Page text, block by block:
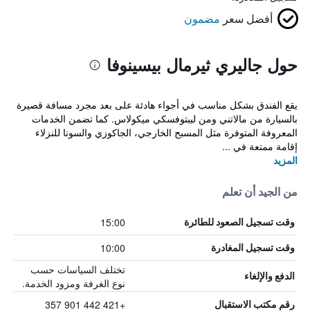
أفضل سعر مضمون
حول جاليري ثيرمال بيسينوفا
يقع الفندق بشكل مناسب في أجواء هادئة على بعد مجرد مسافة قصيرة
بالسيارة من مالاتني ومن ليبتوفسكي ميكولاس. كما تضمن الخدمات
المعروفة المتوفرة مثل المسبح الخارجي، الجاكوزي والسونا للنزلاء
إقامة ممتعة في ...
المزيد
من الجيد أن تعلم
وقت تسجيل الصعود للطائرة 15:00
وقت تسجيل المغادرة 10:00
الدفع والإلغاء
تختلف السياسات حسب
نوع الغرفة ومزود الخدمة.
رقم مكتب الاستقبال +421 442 901 357